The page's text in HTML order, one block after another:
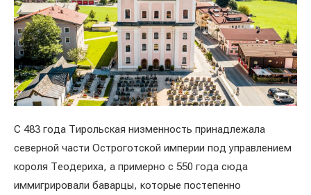
С 483 года Тирольская низменность принадлежала
северной части Остроготской империи под управлением
короля Теодериха, а примерно с 550 года сюда
иммигрировали баварцы, которые постепенно